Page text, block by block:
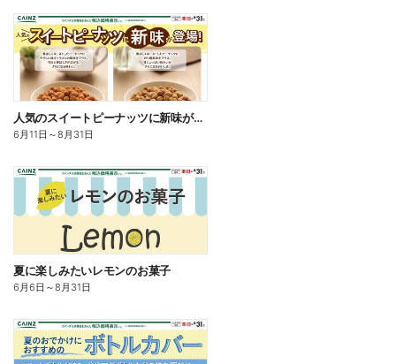
人気のスイートピーナッツに新味が登場
6月11日 ～8月31日
夏に楽しみたいレモンのお菓子
6月6日 ～8月31日